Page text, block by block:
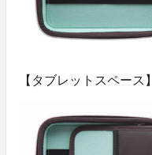
【タブレットスペース】